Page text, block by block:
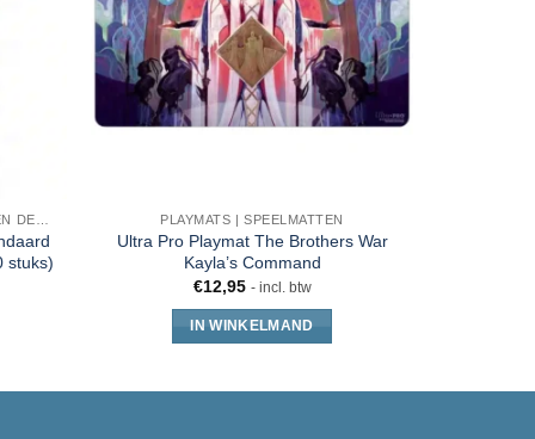
stuks)
PLAYMATS | SPEELMATTEN
Ultra Pro Playmat The Brothers War
Kayla’s Command
€12,95 - incl. btw
IN WINKELMAND